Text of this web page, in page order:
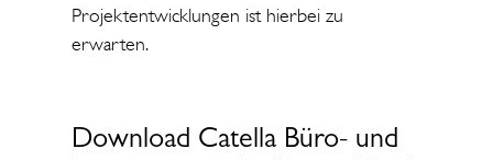
Projektentwicklungen ist hierbei zu
erwarten.
Download Catella Büro- und